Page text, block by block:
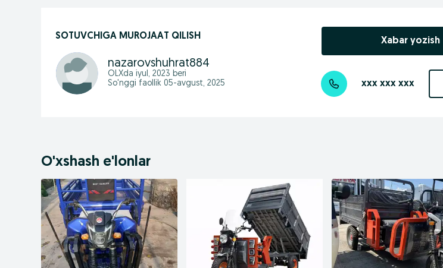
SOTUVCHIGA MUROJAAT QILISH
nazarovshuhrat884
OLXda iyul, 2023 beri
So'nggi faollik 05-avgust, 2025
Xabar yozish
xxx xxx xxx
O'xshash e'lonlar